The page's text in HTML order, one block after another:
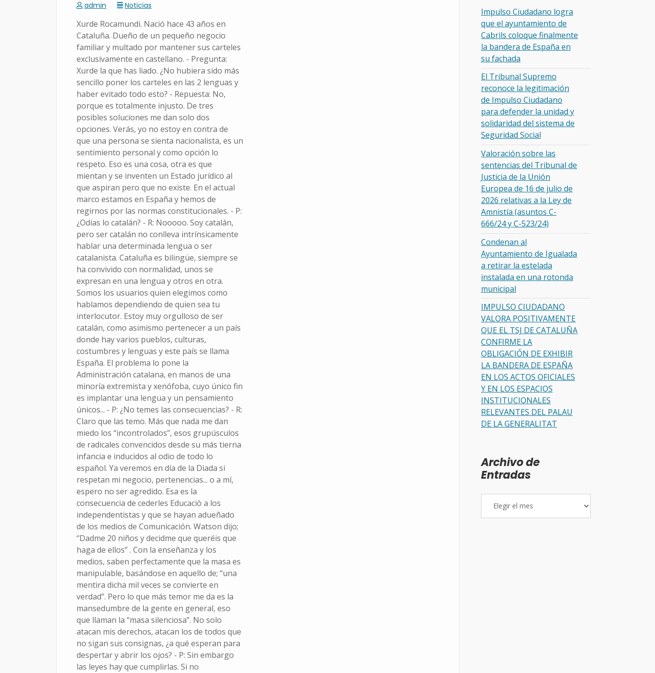
admin Noticias
Xurde Rocamundi. Nació hace 43 años en
Cataluña. Dueño de un pequeño negocio
familiar y multado por mantener sus carteles
exclusivamente en castellano. - Pregunta:
Xurde la que has liado. ¿No hubiera sido más
sencillo poner los carteles en las 2 lenguas y
haber evitado todo esto? - Repuesta: No,
porque es totalmente injusto. De tres
posibles soluciones me dan solo dos
opciones. Verás, yo no estoy en contra de
que una persona se sienta nacionalista, es un
sentimiento personal y como opción lo
respeto. Eso es una cosa, otra es que
mientan y se inventen un Estado jurídico al
que aspiran pero que no existe. En el actual
marco estamos en España y hemos de
regirnos por las normas constitucionales. - P:
¿Odias lo catalán? - R: Nooooo. Soy catalán,
pero ser catalán no conlleva intrínsicamente
hablar una determinada lengua o ser
catalanista. Cataluña es bilingüe, siempre se
ha convivido con normalidad, unos se
expresan en una lengua y otros en otra.
Somos los usuarios quien elegimos como
hablamos dependiendo de quien sea tu
interlocutor. Estoy muy orgulloso de ser
catalán, como asimismo pertenecer a un país
donde hay varios pueblos, culturas,
costumbres y lenguas y este país se llama
España. El problema lo pone la
Administración catalana, en manos de una
minoría extremista y xenófoba, cuyo único fin
es implantar una lengua y un pensamiento
únicos... - P: ¿No temes las consecuencias? - R:
Claro que las temo. Más que nada me dan
miedo los “incontrolados”, esos grupúsculos
de radicales convencidos desde su más tierna
infancia e inducidos al odio de todo lo
español. Ya veremos en día de la Diada si
respetan mi negocio, pertenencias... o a mí,
espero no ser agredido. Esa es la
consecuencia de cederles Educaciò a los
independentistas y que se hayan adueñado
de los medios de Comunicación. Watson dijo;
“Dadme 20 niños y decidme que queréis que
haga de ellos” . Con la enseñanza y los
medios, saben perfectamente que la masa es
manipulable, basándose en aquello de; “una
mentira dicha mil veces se convierte en
verdad”. Pero lo que más temor me da es la
mansedumbre de la gente en general, eso
que llaman la “masa silenciosa”. No solo
atacan mis derechos, atacan los de todos que
no sigan sus consignas, ¿a qué esperan para
despertar y abrir los ojos? - P: Sin embargo
las leyes hay que cumplirlas. Si no
Impulso Ciudadano logra
que el ayuntamiento de
Cabrils coloque finalmente
la bandera de España en
su fachada
El Tribunal Supremo
reconoce la legitimación
de Impulso Ciudadano
para defender la unidad y
solidaridad del sistema de
Seguridad Social
Valoración sobre las
sentencias del Tribunal de
Justicia de la Unión
Europea de 16 de julio de
2026 relativas a la Ley de
Amnistía (asuntos C-
666/24 y C-523/24)
Condenan al
Ayuntamiento de Igualada
a retirar la estelada
instalada en una rotonda
municipal
IMPULSO CIUDADANO
VALORA POSITIVAMENTE
QUE EL TSJ DE CATALUÑA
CONFIRME LA
OBLIGACIÓN DE EXHIBIR
LA BANDERA DE ESPAÑA
EN LOS ACTOS OFICIALES
Y EN LOS ESPACIOS
INSTITUCIONALES
RELEVANTES DEL PALAU
DE LA GENERALITAT
Archivo de
Entradas